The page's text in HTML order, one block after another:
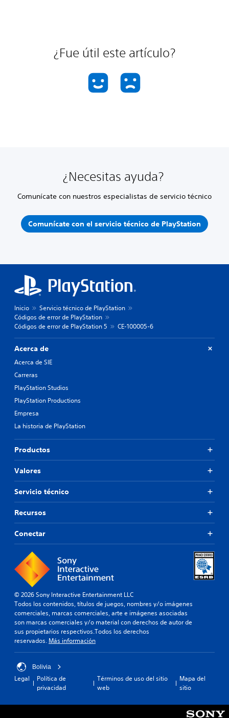
¿Fue útil este artículo?
¿Necesitas ayuda?
Comunícate con nuestros especialistas de servicio técnico
Comunícate con el servicio técnico de PlayStation
Inicio
Servicio técnico de PlayStation
Códigos de error de PlayStation
Códigos de error de PlayStation 5
CE-100005-6
Acerca de
Acerca de SIE
Carreras
PlayStation Studios
PlayStation Productions
Empresa
La historia de PlayStation
Productos
Valores
Servicio técnico
Recursos
Conectar
© 2026 Sony Interactive Entertainment LLC
Todos los contenidos, títulos de juegos, nombres y/o imágenes
comerciales, marcas comerciales, arte e imágenes asociadas
son marcas comerciales y/o material con derechos de autor de
sus propietarios respectivos.Todos los derechos
reservados. Más información
Bolivia
Legal
Política de
privacidad
Términos de uso del sitio
web
Mapa del
sitio